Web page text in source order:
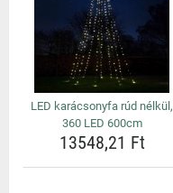
LED karácsonyfa rúd nélkül,
360 LED 600cm
13548,21 Ft